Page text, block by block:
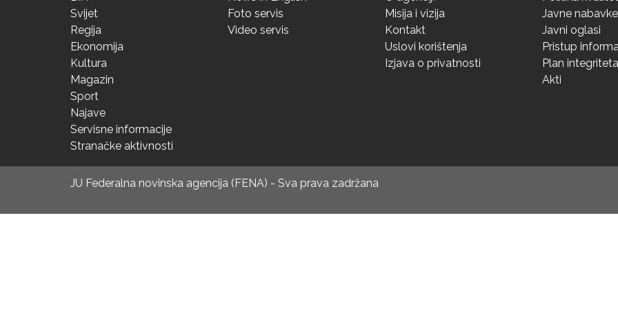
Svijet
Regija
Ekonomija
Kultura
Magazin
Sport
Najave
Servisne informacije
Stranačke aktivnosti
Foto servis
Video servis
Misija i vizija
Kontakt
Uslovi korištenja
Izjava o privatnosti
Javne nabavke
Javni oglasi
Pristup
Plan integriteta
Akti
JU Federalna novinska agencija (FENA) - Sva prava zadržana